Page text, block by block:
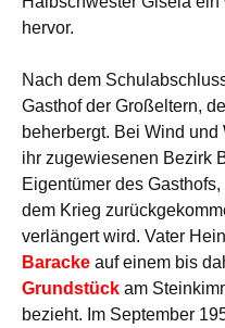
hervor.
Nach dem
Gasthof der Großeltern,
beherbergt. Bei Wind
ihr zugewiesenen Bezirk
Eigentümer des
dem Krieg
verlängert wird. Vater
Baracke auf einem bis
Grundstück am
bezieht. Im September